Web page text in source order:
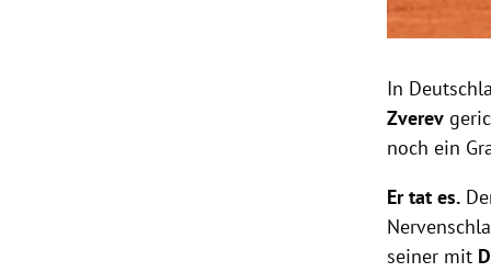
In
Zverev
noch ein
Er tat es.
seiner mit